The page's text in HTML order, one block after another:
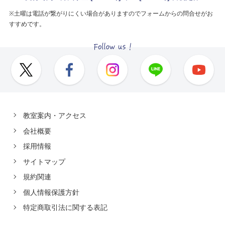
※土曜は電話が繋がりにくい場合がありますのでフォームからの問合せがお
すすめです。
教室案内・アクセス
会社概要
採用情報
サイトマップ
規約関連
個人情報保護方針
特定商取引法に関する表記